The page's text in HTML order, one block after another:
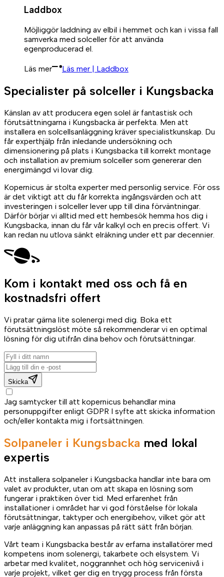
Laddbox
Möjliggör laddning av elbil i hemmet och kan i vissa fall
samverka med solceller för att använda
egenproducerad el.
Läs mer Läs mer | Laddbox
Specialister på solceller i Kungsbacka
Känslan av att producera egen solel är fantastisk och
förutsättningarna i Kungsbacka är perfekta. Men att
installera en solcellsanläggning kräver specialistkunskap. Du
får experthjälp från inledande undersökning och
dimensionering på plats i Kungsbacka till korrekt montage
och installation av premium solceller som genererar den
energimängd vi lovar dig.
Kopernicus är stolta experter med personlig service. För oss
är det viktigt att du får korrekta ingångsvärden och att
investeringen i solceller lever upp till dina förväntningar.
Därför börjar vi alltid med ett hembesök hemma hos dig i
Kungsbacka, innan du får vår kalkyl och en precis offert. Vi
kan redan nu utlova sänkt elräkning under ett par decennier.
Kom i kontakt med oss och få en
kostnadsfri offert
Vi pratar gärna lite solenergi med dig. Boka ett
förutsättningslöst möte så rekommenderar vi en optimal
lösning för dig utifrån dina behov och förutsättningar.
Skicka
Jag samtycker till att kopernicus behandlar mina
personuppgifter enligt GDPR I syfte att skicka information
och/eller kontakta mig i fortsättningen.
Solpaneler i Kungsbacka med lokal
expertis
Att installera solpaneler i Kungsbacka handlar inte bara om
valet av produkter, utan om att skapa en lösning som
fungerar i praktiken över tid. Med erfarenhet från
installationer i området har vi god förståelse för lokala
förutsättningar, taktyper och energibehov, vilket gör att
varje anläggning kan anpassas på rätt sätt från början.
Vårt team i Kungsbacka består av erfarna installatörer med
kompetens inom solenergi, takarbete och elsystem. Vi
arbetar med kvalitet, noggrannhet och hög servicenivå i
varje projekt, vilket ger dig en trygg process från första